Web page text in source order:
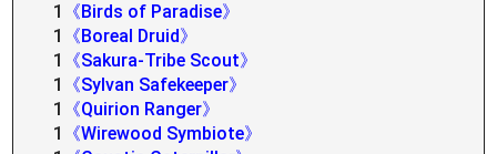
1
《Birds of Paradise》
1
《Boreal Druid》
1
《Sakura-Tribe Scout》
1
《Sylvan Safekeeper》
1
《Quirion Ranger》
1
《Wirewood Symbiote》